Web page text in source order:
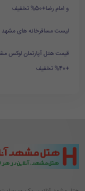
و امام رضا+50% تخفیف
لیست مسافرخانه های مشهد با
قیمت هتل آپارتمان لوکس
+40% تخفیف